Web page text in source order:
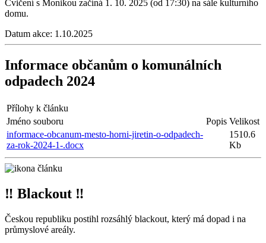
Cvičení s Monikou začíná 1. 10. 2025 (od 17:30) na sále kulturního
domu.
Datum akce: 1.10.2025
Informace občanům o komunálních
odpadech 2024
Přílohy k článku
Jméno souboru
Popis Velikost
informace-obcanum-mesto-horni-jiretin-o-odpadech-
za-rok-2024-1-.docx
1510.6
Kb
‼ Blackout ‼
Českou republiku postihl rozsáhlý blackout, který má dopad i na
průmyslové areály.